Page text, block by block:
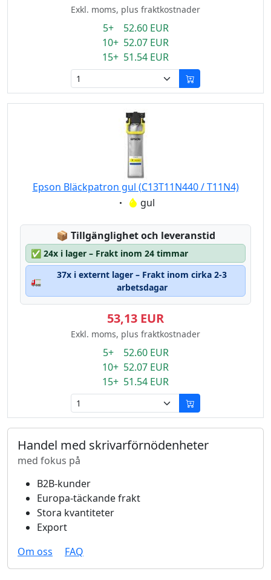
Exkl. moms, plus fraktkostnader
5+ 52.60 EUR
10+ 52.07 EUR
15+ 51.54 EUR
Epson Bläckpatron gul (C13T11N440 / T11N4)
Eigenschaft:
gul
📦 Lagerstatus:
Tillgänglighet och leveranstid
✅ 24x i lager – Frakt inom 24 timmar
🚛
37x i externt lager – Frakt inom cirka 2-3
arbetsdagar
53,13 EUR
Exkl. moms, plus fraktkostnader
5+ 52.60 EUR
10+ 52.07 EUR
15+ 51.54 EUR
Handel med skrivarförnödenheter
med fokus på
B2B-kunder
Europa-täckande frakt
Stora kvantiteter
Export
Om oss
FAQ